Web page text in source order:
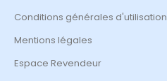
Conditions générales d'utilisation
Mentions légales
Espace Revendeur